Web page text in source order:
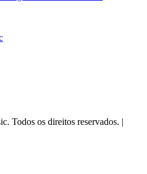
Todos os direitos reservados. |